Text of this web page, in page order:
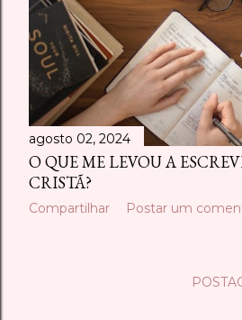
agosto 02, 2024
O QUE ME LEVOU A
CRISTÃ?
Compartilhar Postar um